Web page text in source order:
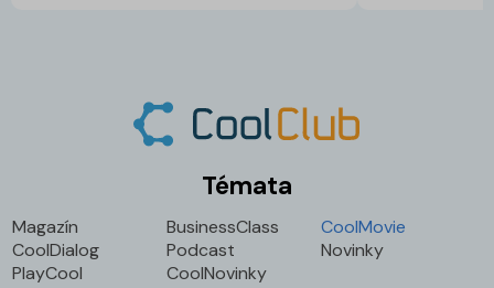
Témata
Magazín BusinessClass
CoolMovie
CoolDialog
Podcast
Novinky
PlayCool
CoolNovinky